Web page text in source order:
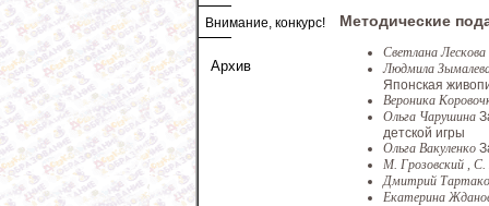
Внимание, конкурс!
Архив
Методические
Светлана Лескова
Людмила
Японская
Вероника
Ольга Чарушина
детской игры
Ольга Вакуленко
М. Грозовский ,
Дмитрий
Екатерина